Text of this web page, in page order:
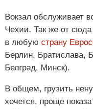
Вокзал обслуживает
Чехии. Так же от сюда
в любую страну
Берлин, Братислава,
Белград, Минск).
В общем, грузить
хочется, проще